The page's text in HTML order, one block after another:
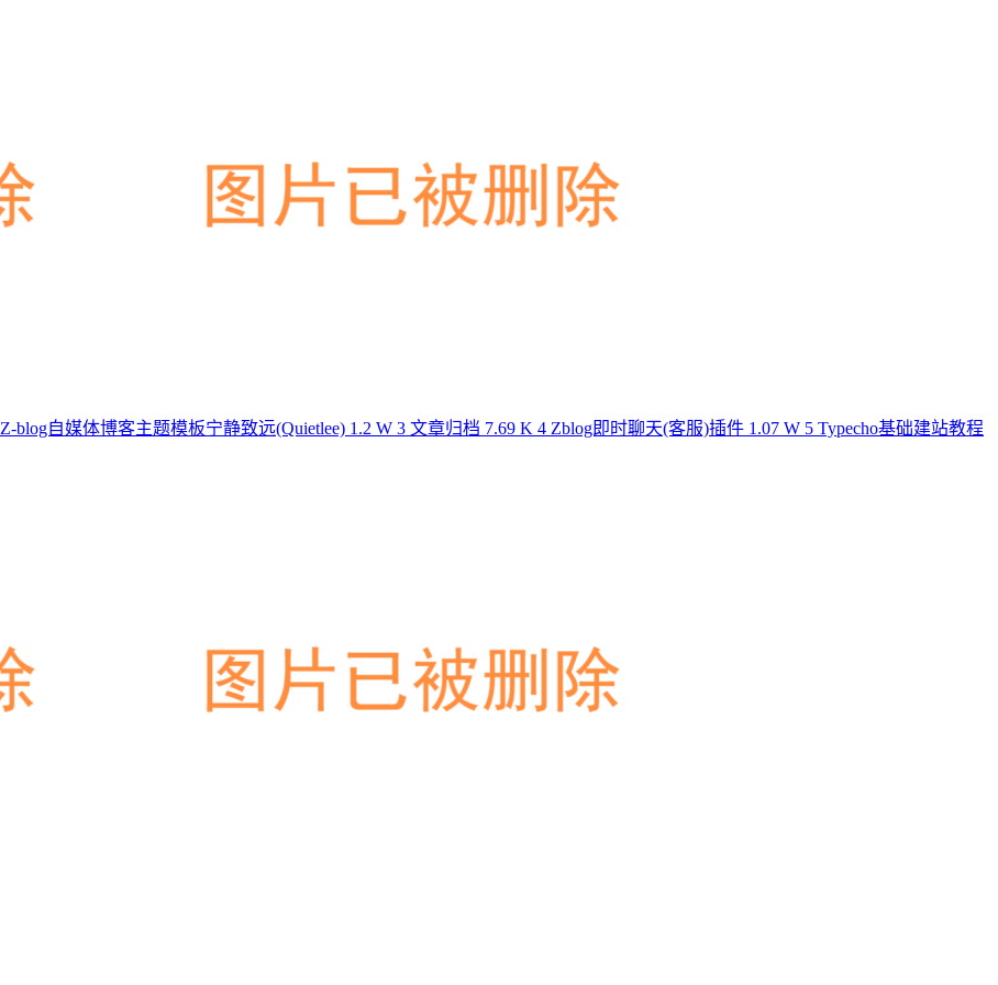
Z-blog自媒体博客主题模板宁静致远(Quietlee) 1.2 W 3 文章归档 7.69 K 4 Zblog即时聊天(客服)插件 1.07 W 5 Typecho基础建站教程